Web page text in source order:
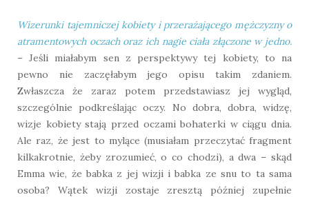
Wizerunki tajemniczej kobiety i przerażającego mężczyzny o
atramentowych oczach oraz ich nagie ciała złączone w jedno.
– Jeśli miałabym sen z perspektywy tej kobiety, to na
pewno nie zaczęłabym jego opisu takim zdaniem.
Zwłaszcza że zaraz potem przedstawiasz jej wygląd,
szczególnie podkreślając oczy. No dobra, dobra, widzę,
wizje kobiety stają przed oczami bohaterki w ciągu dnia.
Ale raz, że jest to mylące (musiałam przeczytać fragment
kilkakrotnie, żeby zrozumieć, o co chodzi), a dwa – skąd
Emma wie, że babka z jej wizji i babka ze snu to ta sama
osoba? Wątek wizji zostaje zresztą później zupełnie